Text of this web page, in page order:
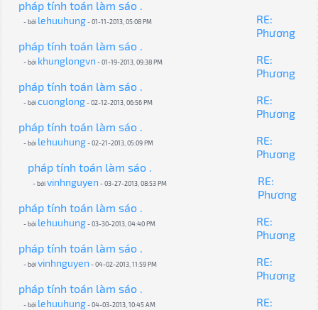
pháp tính toán làm sáo .
- bởi lehuuhung- 01-11-2013, 05:08 PM
RE:
Phương
pháp tính toán làm sáo .
- bởi khunglongvn - 01-19-2013, 09:38 PM
RE:
Phương
pháp tính toán làm sáo .
- bởicuonglong- 02-12-2013, 06:56 PM
RE:
Phương
pháp tính toán làm sáo .
- bởi lehuuhung- 02-21-2013, 05:09 PM
RE:
Phương
pháp tính toán làm sáo .
- bởivinhnguyen - 03-27-2013, 08:53 PM
RE:
Phương
pháp tính toán làm sáo .
- bởi lehuuhung- 03-30-2013, 04:40 PM
RE:
Phương
pháp tính toán làm sáo .
- bởivinhnguyen - 04-02-2013, 11:59 PM
RE:
Phương
pháp tính toán làm sáo .
- bởi lehuuhung- 04-03-2013, 10:45 AM
RE: